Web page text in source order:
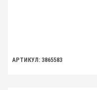
АРТИКУЛ: 3865583